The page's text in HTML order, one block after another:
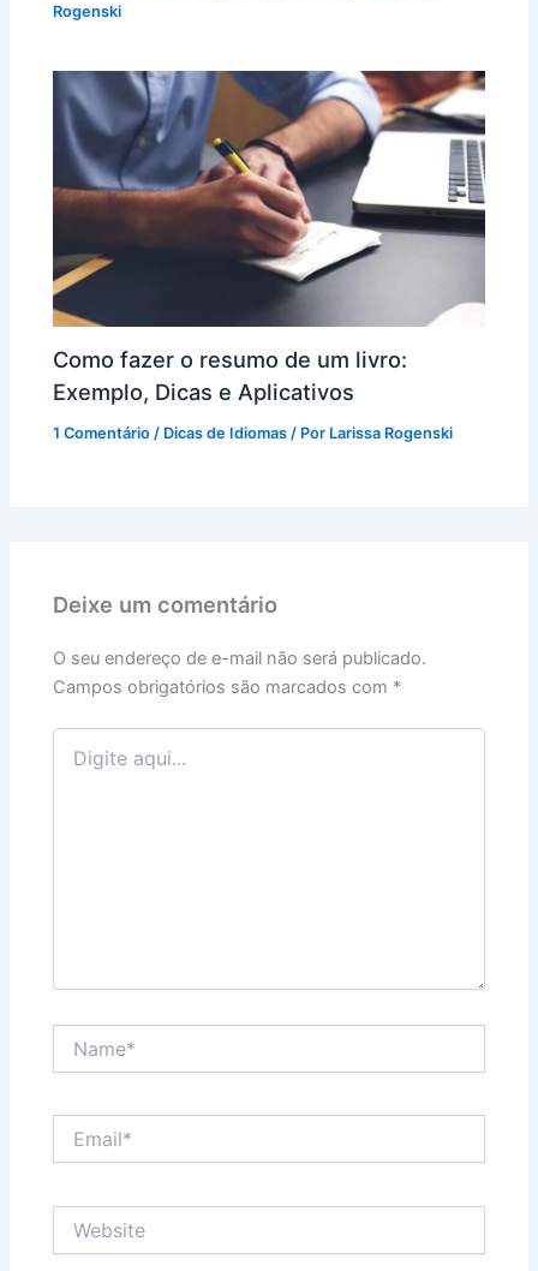
Rogenski
Como fazer o resumo de um livro:
Exemplo, Dicas e Aplicativos
1 Comentário / Dicas de Idiomas / Por Larissa Rogenski
Deixe um comentário
O seu endereço de e-mail não será publicado.
Campos obrigatórios são marcados com *
Digite
aqui...